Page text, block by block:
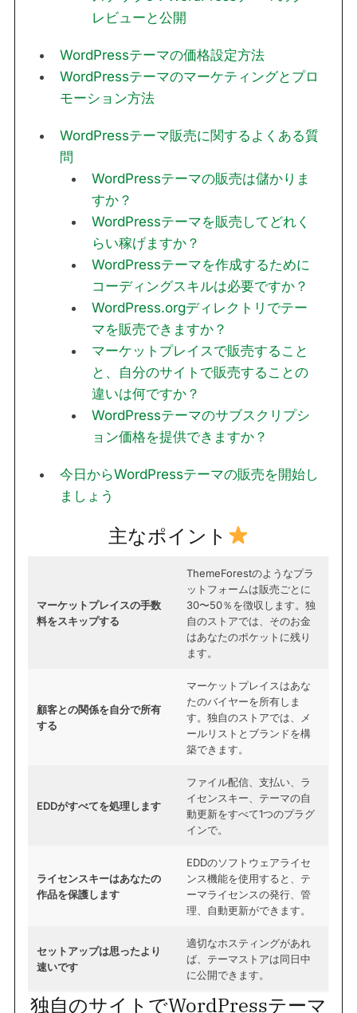
レビューと公開
WordPressテーマの価格設定方法
WordPressテーマのマーケティングとプロ
モーション方法
WordPressテーマ販売に関するよくある質
問
WordPressテーマの販売は儲かりま
すか？
WordPressテーマを販売してどれく
らい稼げますか？
WordPressテーマを作成するために
コーディングスキルは必要ですか？
WordPress.orgディレクトリでテー
マを販売できますか？
マーケットプレイスで販売すること
と、自分のサイトで販売することの
違いは何ですか？
WordPressテーマのサブスクリプシ
ョン価格を提供できますか？
今日からWordPressテーマの販売を開始し
ましょう
主なポイント
マーケットプレイスの手数
料をスキップする
ThemeForestのようなプラ
ットフォームは販売ごとに
30〜50％を徴収します。独
自のストアでは、そのお金
はあなたのポケットに残り
ます。
顧客との関係を自分で所有
する
マーケットプレイスはあな
たのバイヤーを所有しま
す。独自のストアでは、メ
ールリストとブランドを構
築できます。
EDDがすべてを処理します
ファイル配信、支払い、ラ
イセンスキー、テーマの自
動更新をすべて1つのプラグ
インで。
ライセンスキーはあなたの
作品を保護します
EDDのソフトウェアライセ
ンス機能を使用すると、テ
ーマライセンスの発行、管
理、自動更新ができます。
セットアップは思ったより
速いです
適切なホスティングがあれ
ば、テーマストアは同日中
に公開できます。
独自のサイトでWordPressテーマ